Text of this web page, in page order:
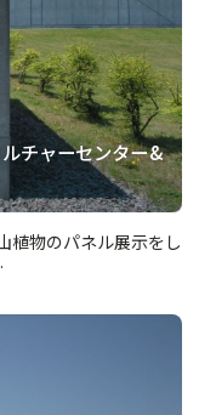
チャーセンター&
植物のパネル展示をし